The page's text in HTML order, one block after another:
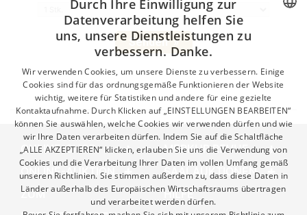
ONLINE-SHOP
MERKUR REVUE
ONLINE-AUKTION
SAALAUKTIONEN
ZUM
HILFE
ENGLISH
Durch Ihre Einwilligung zur
Datenverarbeitung helfen Sie
uns, unsere Dienstleistungen zu
verbessern. Danke.
Wir verwenden Cookies, um unsere Dienste zu verbessern. Einige
Cookies sind für das ordnungsgemäße Funktionieren der Website
wichtig, weitere für Statistiken und andere für eine gezielte
Kontaktaufnahme. Durch Klicken auf „EINSTELLUNGEN BEARBEITEN“
können Sie auswählen, welche Cookies wir verwenden dürfen und wie
wir Ihre Daten verarbeiten dürfen. Indem Sie auf die Schaltfläche
„ALLE AKZEPTIEREN“ klicken, erlauben Sie uns die Verwendung von
Cookies und die Verarbeitung Ihrer Daten im vollen Umfang gemäß
unseren Richtlinien. Sie stimmen außerdem zu, dass diese Daten in
Länder außerhalb des Europäischen Wirtschaftsraums übertragen
und verarbeitet werden dürfen.